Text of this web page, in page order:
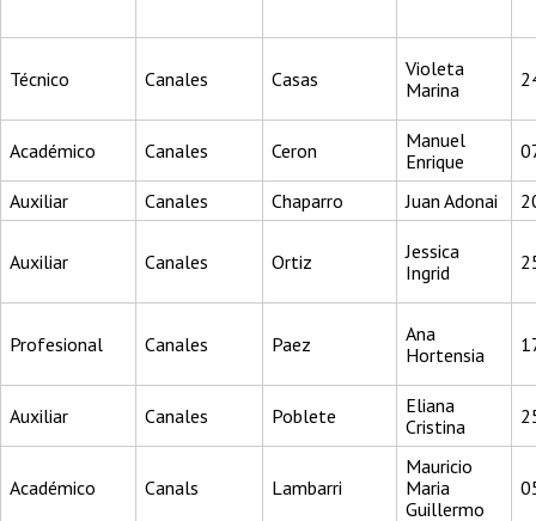
Técnico Canales Casas
Violeta
Marina
Académico Canales Ceron
Manuel
Enrique
Auxiliar Canales Chaparro Juan Adonai
Auxiliar Canales Ortiz
Jessica
Ingrid
Profesional Canales Paez
Ana
Hortensia
Auxiliar Canales Poblete
Eliana
Cristina
Académico Canals Lambarri
Mauricio
Maria
Guillermo